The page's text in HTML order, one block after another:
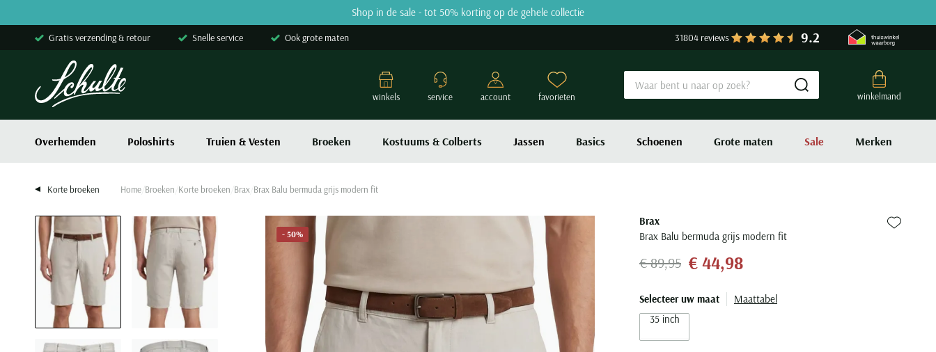
Shop in de sale - tot 50% korting op de gehele collectie
Gratis verzending & retour Snelle service Ook grote maten 31804 reviews 9.2
winkelmand
Submit search
Overhemden Poloshirts Truien & Vesten Broeken Kostuums & Colberts Jassen Basics Schoenen Grote maten Sale Merken
winkels service account favorieten
Korte broeken Home Broeken Korte broeken Brax Brax Balu bermuda grijs modern fit
- 50%
Brax
Brax Balu bermuda grijs modern fit
Zet bij
€ 89,95 € 44,98
Selecteer uw maat
Maattabel
35 inch